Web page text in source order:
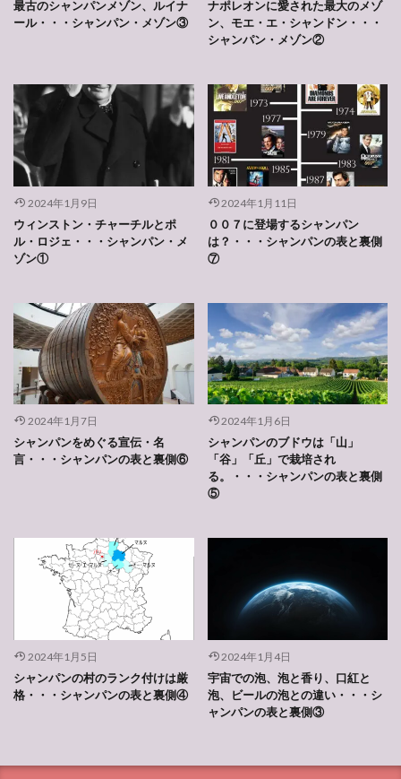
最古のシャンパンメゾン、ルイナ
ール・・・シャンパン・メゾン③
ナポレオンに愛された最大のメゾ
ン、モエ・エ・シャンドン・・・
シャンパン・メゾン②
2024年1月9日
ウィンストン・チャーチルとポ
ル・ロジェ・・・シャンパン・メ
ゾン①
2024年1月11日
００７に登場するシャンパン
は？・・・シャンパンの表と裏側
⑦
2024年1月7日
シャンパンをめぐる宣伝・名
言・・・シャンパンの表と裏側⑥
2024年1月6日
シャンパンのブドウは「山」
「谷」「丘」で栽培され
る。・・・シャンパンの表と裏側
⑤
2024年1月5日
シャンパンの村のランク付けは厳
格・・・シャンパンの表と裏側④
2024年1月4日
宇宙での泡、泡と香り、口紅と
泡、ビールの泡との違い・・・シ
ャンパンの表と裏側③